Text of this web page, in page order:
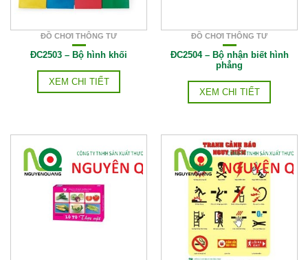
ĐỒ CHƠI THÔNG TƯ
ĐC2503 – Bộ hình khối
XEM CHI TIẾT
ĐỒ CHƠI THÔNG TƯ
ĐC2504 – Bộ nhận biết hình
phẳng
XEM CHI TIẾT